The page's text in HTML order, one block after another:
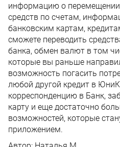
информацию о перемещении
средств по счетам,
банковским картам,
сможете переводить
банка, обмен валют в том
которые вы раньше
возможность погасить
любой другой кредит в
корреспонденцию в Банк,
карту и еще достаточно
возможностей, которые
приложением.